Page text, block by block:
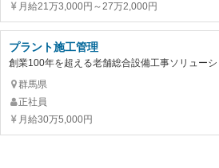
月給21万3,000円～27万2,000円
プラント施工管理
創業100年を超える老舗総合設備工事ソリュー
群馬県
正社員
月給30万5,000円